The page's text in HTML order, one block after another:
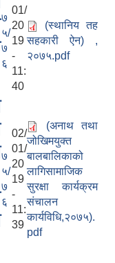
७
५/
७
६
01/
20
19
-
11:
40
(स्थानिय तह
सहकारी ऐन) ,
२०७५.pdf
७
५/
७
६
02/
01/
20
19
-
11:
39
(अनाथ तथा
जोखिमयुक्त
बालबालिकाको
लागिसामाजिक
सुरक्षा कार्यक्रम
संचालन
कार्यविधि,२०७५).
pdf